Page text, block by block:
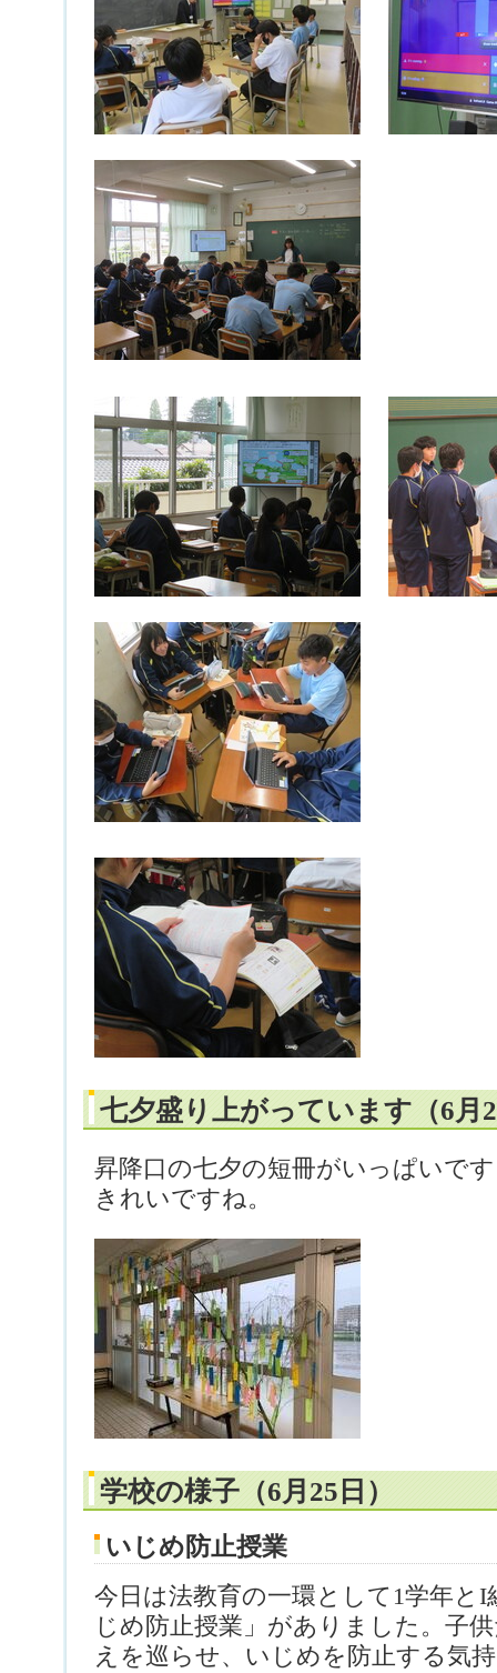
七夕盛り上がっています（6月
昇降口の七夕の短冊がいっぱいで
きれいですね。
学校の様子（6月25日）
いじめ防止授業
今日は法教育の一環として1学年と
じめ防止授業」がありました。子
えを巡らせ、いじめを防止する気